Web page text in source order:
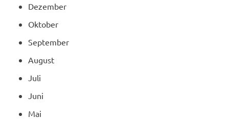
Dezember
Oktober
September
August
Juli
Juni
Mai